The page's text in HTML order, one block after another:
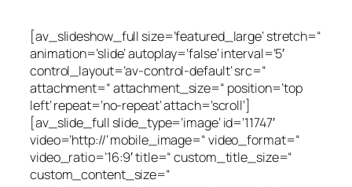
[av_slideshow_full size=’featured_large‘ stretch=“
animation=’slide‘ autoplay=’false‘ interval=’5′
control_layout=’av-control-default‘ src=“
attachment=“ attachment_size=“ position=’top
left‘ repeat=’no-repeat‘ attach=’scroll‘]
[av_slide_full slide_type=’image‘ id=’11747′
video=’http://‘ mobile_image=“ video_format=“
video_ratio=’16:9′ title=“ custom_title_size=“
custom_content_size=“